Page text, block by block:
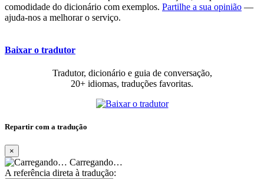
comodidade do dicionário com exemplos. Partilhe a sua opinião —
ajuda-nos a melhorar o serviço.
Baixar o tradutor
Tradutor, dicionário e guia de conversação,
20+ idiomas, traduções favoritas.
Repartir com a tradução
×
Carregando…
A referência direta à tradução: